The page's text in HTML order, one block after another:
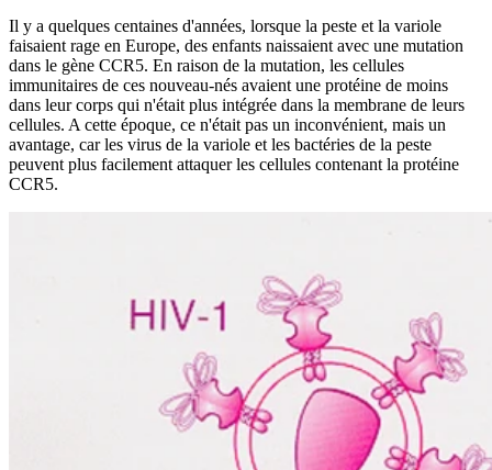
Il y a quelques centaines d'années, lorsque la peste et la variole
faisaient rage en Europe, des enfants naissaient avec une mutation
dans le gène CCR5. En raison de la mutation, les cellules
immunitaires de ces nouveau-nés avaient une protéine de moins
dans leur corps qui n'était plus intégrée dans la membrane de leurs
cellules. A cette époque, ce n'était pas un inconvénient, mais un
avantage, car les virus de la variole et les bactéries de la peste
peuvent plus facilement attaquer les cellules contenant la protéine
CCR5.